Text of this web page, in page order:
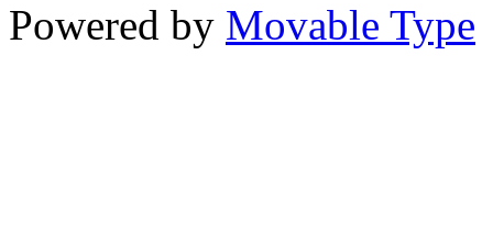
Powered by Movable Type